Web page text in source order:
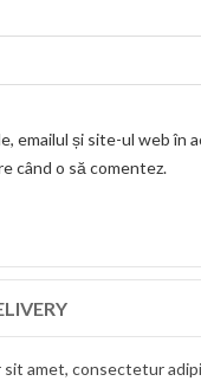
emailul și site-ul web în
când o să comentez.
sit amet, consectetur